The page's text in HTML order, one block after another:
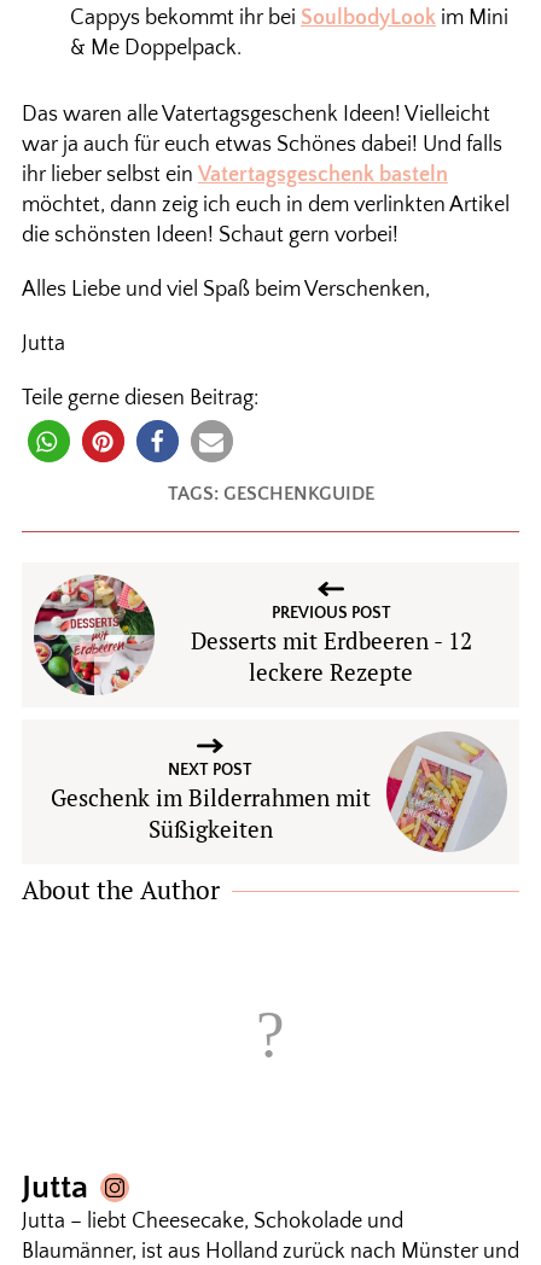
Cappys bekommt ihr bei SoulbodyLookim Mini
& Me Doppelpack.
Das waren alle Vatertagsgeschenk Ideen! Vielleicht
war ja auch für euch etwas Schönes dabei! Und falls
ihr lieber selbst ein Vatertagsgeschenk basteln
möchtet, dann zeig ich euch in dem verlinkten Artikel
die schönsten Ideen! Schaut gern vorbei!
Alles Liebe und viel Spaß beim Verschenken,
Jutta
Teile gerne diesen Beitrag:
TAGS: GESCHENKGUIDE
PREVIOUS POST
Desserts mit Erdbeeren - 12
leckere Rezepte
NEXT POST
Geschenk im Bilderrahmen mit
Süßigkeiten
About the Author
Jutta
Jutta – liebt Cheesecake, Schokolade und
Blaumänner, ist aus Holland zurück nach Münster und